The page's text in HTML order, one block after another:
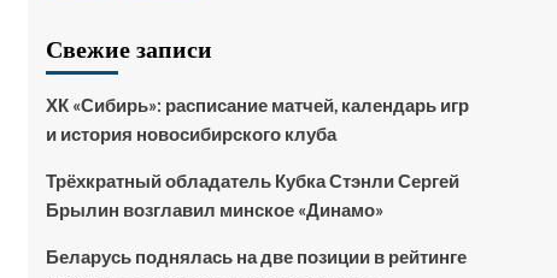
Свежие записи
ХК «Сибирь»: расписание матчей, календарь игр
и история новосибирского клуба
Трёхкратный обладатель Кубка Стэнли Сергей
Брылин возглавил минское «Динамо»
Беларусь поднялась на две позиции в рейтинге